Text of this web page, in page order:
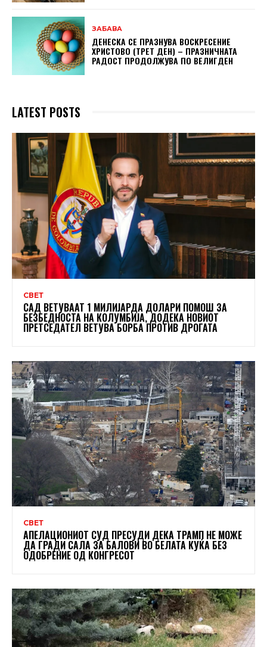
ЗАБАВА
ДЕНЕСКА СЕ ПРАЗНУВА ВОСКРЕСЕНИЕ
ХРИСТОВО (ТРЕТ ДЕН) – ПРАЗНИЧНАТА
РАДОСТ ПРОДОЛЖУВА ПО ВЕЛИГДЕН
LATEST POSTS
СВЕТ
САД ВЕТУВААТ 1 МИЛИЈАРДА ДОЛАРИ ПОМОШ ЗА
БЕЗБЕДНОСТА НА КОЛУМБИЈА, ДОДЕКА НОВИОТ
ПРЕТСЕДАТЕЛ ВЕТУВА БОРБА ПРОТИВ ДРОГАТА
СВЕТ
АПЕЛАЦИОНИОТ СУД ПРЕСУДИ ДЕКА ТРАМП НЕ МОЖЕ
ДА ГРАДИ САЛА ЗА БАЛОВИ ВО БЕЛАТА КУЌА БЕЗ
ОДОБРЕНИЕ ОД КОНГРЕСОТ